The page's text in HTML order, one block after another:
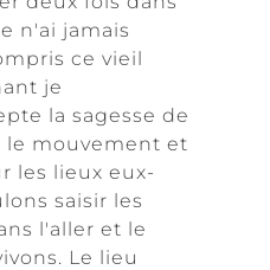
n'ai jamais
ce vieil
je
la sagesse de
le mouvement et
les lieux eux-
saisir les
l'aller et le
Le lieu